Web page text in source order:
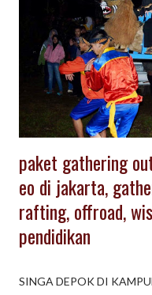
pensiun? BEBERAPA
LEMBANG | Dimulai
SPINACH EVENTURE
persiapan yang baik
tempat rumah produksi
yang dapat dikunjungi ...
paket gathering
eo di jakarta,
rafting, offroad,
pendidikan
SINGA DEPOK DI